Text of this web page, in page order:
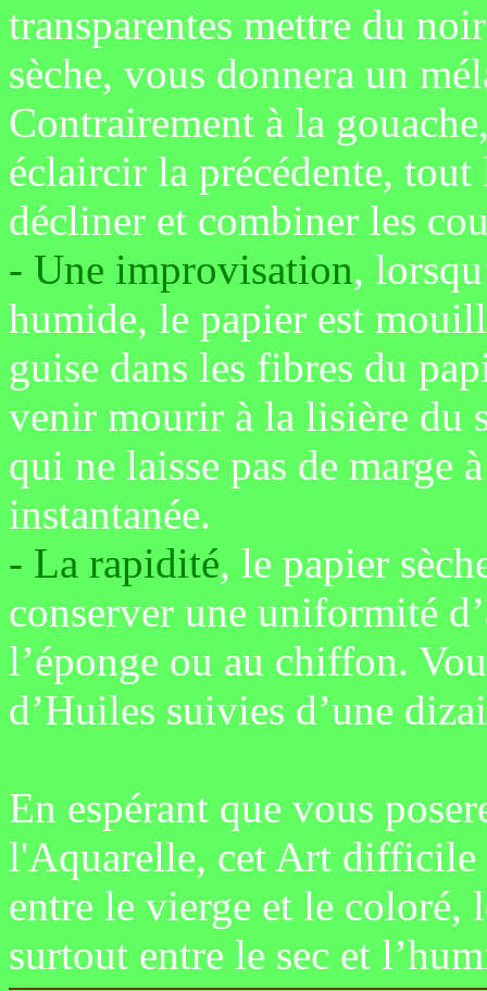
transparentes mettre du
sèche, vous donnera un
Contrairement à la
éclaircir la précédente,
décliner et combiner les
- Une improvisation,
humide, le papier est
guise dans les fibres du
venir mourir à la lisière du
qui ne laisse pas de marge
instantanée.
- La rapidité, le papier
conserver une uniformité
l’éponge ou au chiffon.
d’Huiles suivies d’une
En espérant que vous
l'Aquarelle, cet Art difficile
entre le vierge et le coloré,
surtout entre le sec et